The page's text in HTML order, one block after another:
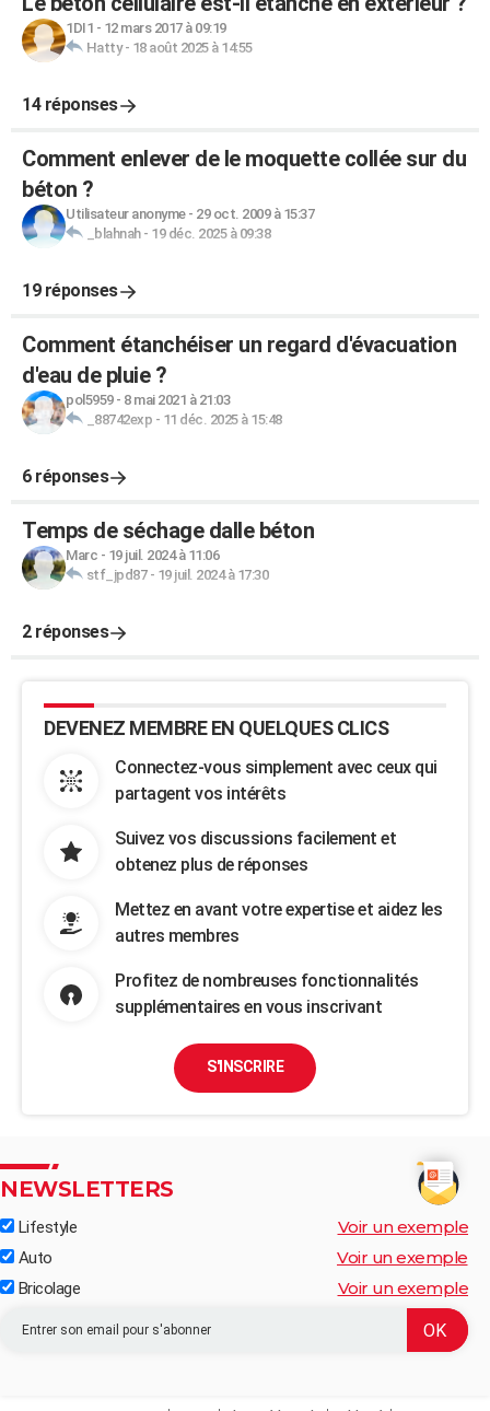
1DI1 - 12 mars 2017 à 09:19
Hatty- 18 août 2025 à 14:55
14 réponses
Comment enlever de le moquette collée sur du
béton ?
Utilisateur anonyme- 29 oct. 2009 à 15:37
_blahnah- 19 déc. 2025 à 09:38
19 réponses
Comment étanchéiser un regard d'évacuation
d'eau de pluie ?
pol5959- 8 mai 2021 à 21:03
_88742exp - 11 déc. 2025 à 15:48
6 réponses
Temps de séchage dalle béton
Marc - 19 juil. 2024 à 11:06
stf_jpd87- 19 juil. 2024 à 17:30
2 réponses
DEVENEZ MEMBRE EN QUELQUES CLICS
Connectez-vous simplement avec ceux qui
partagent vos intérêts
Suivez vos discussions facilement et
obtenez plus de réponses
Mettez en avant votre expertise et aidez les
autres membres
Profitez de nombreuses fonctionnalités
supplémentaires en vous inscrivant
S'INSCRIRE
NEWSLETTERS
Lifestyle Voir un exemple
Auto Voir un exemple
Bricolage Voir un exemple